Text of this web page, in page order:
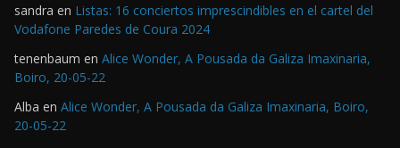
sandra en Listas: 16 conciertos imprescindibles en el cartel del
Vodafone Paredes de Coura 2024
tenenbaum en Alice Wonder, A Pousada da Galiza Imaxinaria,
Boiro, 20-05-22
Alba en Alice Wonder, A Pousada da Galiza Imaxinaria, Boiro,
20-05-22